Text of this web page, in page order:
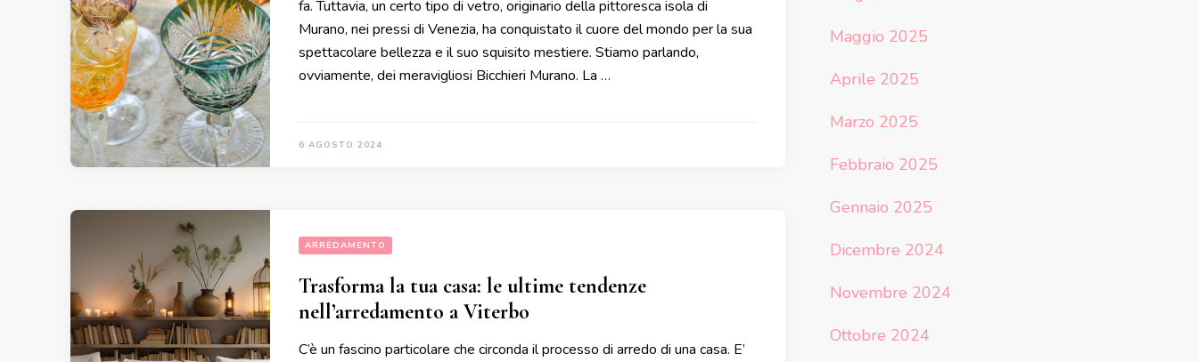
fa. Tuttavia, un certo tipo di vetro, originario della pittoresca isola di
Murano, nei pressi di Venezia, ha conquistato il cuore del mondo per la sua
spettacolare bellezza e il suo squisito mestiere. Stiamo parlando,
ovviamente, dei meravigliosi Bicchieri Murano. La …
6 AGOSTO 2024
ARREDAMENTO
Trasforma la tua casa: le ultime tendenze
nell’arredamento a Viterbo
C’è un fascino particolare che circonda il processo di arredo di una casa. E’
Maggio 2025
Aprile 2025
Marzo 2025
Febbraio 2025
Gennaio 2025
Dicembre 2024
Novembre 2024
Ottobre 2024